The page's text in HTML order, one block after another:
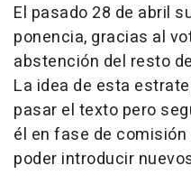
El pasado 28 de abril
ponencia, gracias al
abstención del resto
La idea de esta
pasar el texto pero
él en fase de
poder introducir